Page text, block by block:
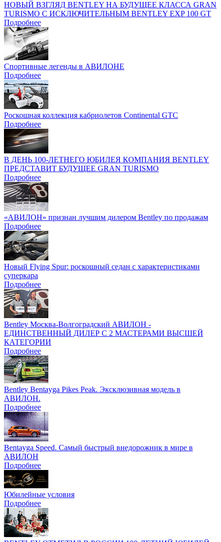
НОВЫЙ ВЗГЛЯД BENTLEY НА БУДУЩЕЕ КЛАССА GRAN
TURISMO C ИСКЛЮЧИТЕЛЬНЫМ BENTLEY EXP 100 GT
Подробнее
Спортивные легенды в АВИЛОНЕ
Подробнее
Роскошная коллекция кабриолетов Continental GTC
Подробнее
В ДЕНЬ 100-ЛЕТНЕГО ЮБИЛЕЯ КОМПАНИЯ BENTLEY
ПРЕДСТАВИТ БУДУЩЕЕ GRAN TURISMO
Подробнее
«АВИЛОН» признан лучшим дилером Bentley по продажам
Подробнее
Новый Flying Spur: роскошный седан с характеристиками
суперкара
Подробнее
Bentley Москва-Волгоградский АВИЛОН -
ЕДИНСТВЕННЫЙ ДИЛЕР С 2 МАСТЕРАМИ ВЫСШЕЙ
КАТЕГОРИИ
Подробнее
Bentley Bentayga Pikes Peak. Эксклюзивная модель в
АВИЛОН.
Подробнее
Bentayga Speed. Самый быстрый внедорожник в мире в
АВИЛОН
Подробнее
Юбилейные условия
Подробнее